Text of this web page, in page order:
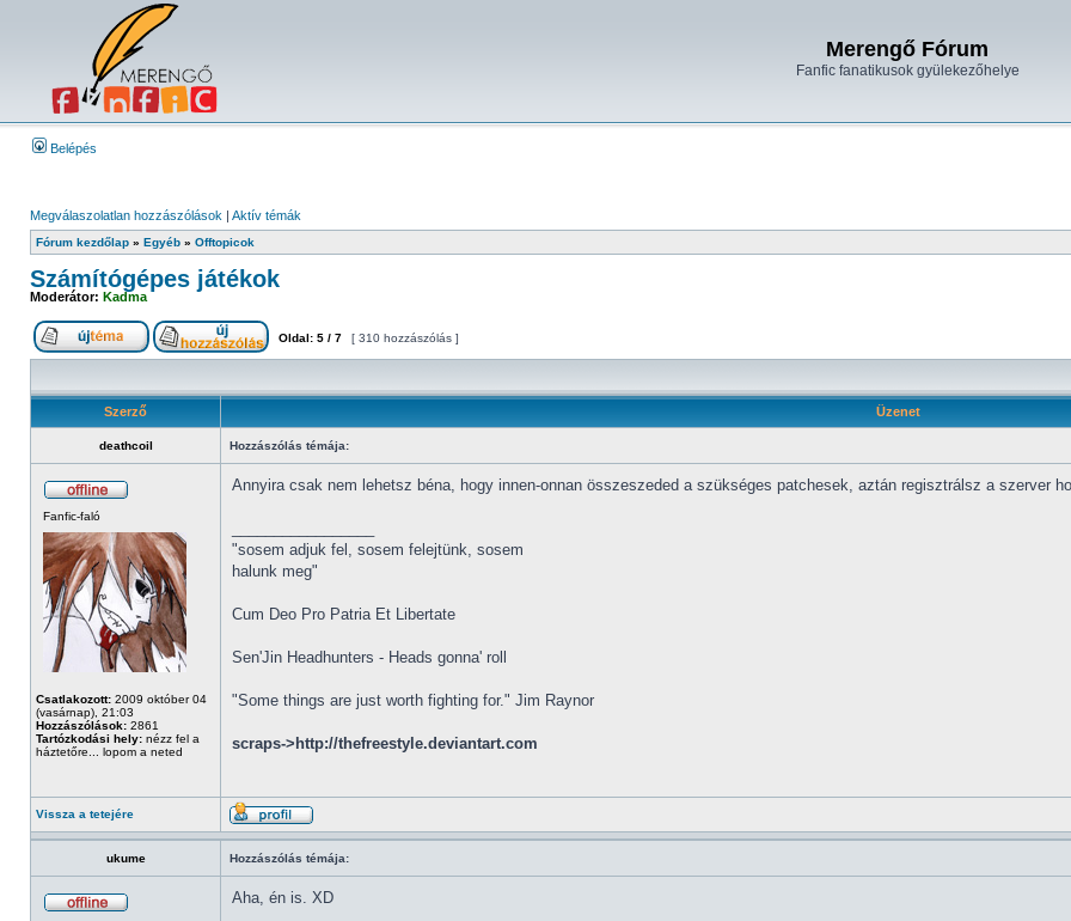
Merengő Fórum
Fanfic fanatikusok gyülekezőhelye
Belépés
Megválaszolatlan hozzászólások | Aktív témák
Fórum kezdőlap » Egyéb » Offtopicok
Számítógépes játékok
Moderátor: Kadma
Oldal: 5 / 7 [ 310 hozzászólás ]
Szerző Üzenet
deathcoil Hozzászólás témája:
Fanfic-faló
Csatlakozott: 2009 október 04
(vasárnap), 21:03
Hozzászólások: 2861
Tartózkodási hely: nézz fel a
háztetőre... lopom a neted
Annyira csak nem lehetsz béna, hogy innen-onnan összeszeded a szükséges patchesek, aztán regisztrálsz a szerver
"sosem adjuk fel, sosem felejtünk, sosem
halunk meg"
Cum Deo Pro Patria Et Libertate
Sen'Jin Headhunters - Heads gonna' roll
"Some things are just worth fighting for." Jim Raynor
scraps->http://thefreestyle.deviantart.com
Vissza a tetejére
ukume Hozzászólás témája:
Aha, én is. XD